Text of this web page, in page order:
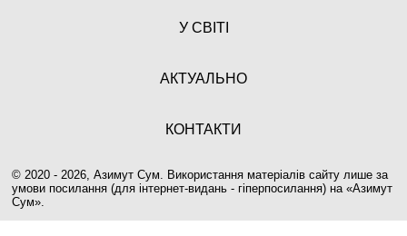
У СВІТІ
АКТУАЛЬНО
КОНТАКТИ
© 2020 - 2026, Азимут Сум. Використання матеріалів сайту лише за
умови посилання (для інтернет-видань - гіперпосилання) на «Азимут
Сум».